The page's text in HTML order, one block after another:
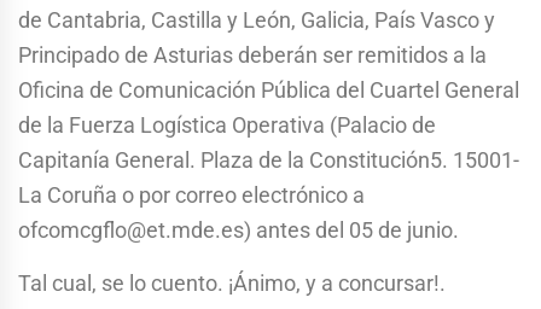
de Cantabria, Castilla y León, Galicia, País Vasco y
Principado de Asturias deberán ser remitidos a la
Oficina de Comunicación Pública del Cuartel General
de la Fuerza Logística Operativa (Palacio de
Capitanía General. Plaza de la Constitución5. 15001-
La Coruña o por correo electrónico a
ofcomcgflo@et.mde.es) antes del 05 de junio.
Tal cual, se lo cuento. ¡Ánimo, y a concursar!.